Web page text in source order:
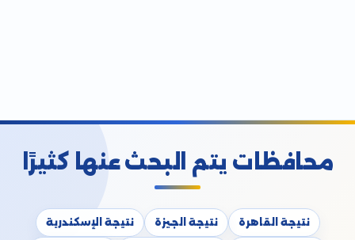
محافظات يتم البحث عنها كثيرًا
نتيجة القاهرة نتيجة الجيزة نتيجة الإسكندرية